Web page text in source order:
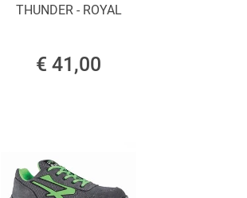
THUNDER - ROYAL
€ 41,00